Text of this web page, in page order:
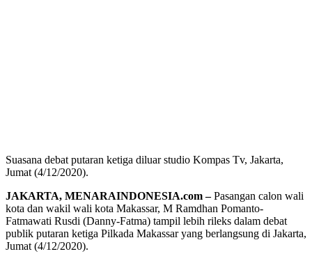
Suasana debat putaran ketiga diluar studio Kompas Tv, Jakarta,
Jumat (4/12/2020).
JAKARTA, MENARAINDONESIA.com –Pasangan calon wali
kota dan wakil wali kota Makassar, M Ramdhan Pomanto-
Fatmawati Rusdi (Danny-Fatma) tampil lebih rileks dalam debat
publik putaran ketiga Pilkada Makassar yang berlangsung di Jakarta,
Jumat (4/12/2020).